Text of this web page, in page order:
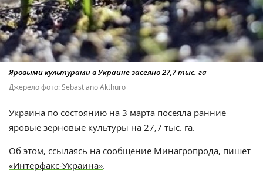
Яровыми культурами в Украине засеяно 27,7 тыс. га
Джерело фото: Sebastiano Akthuro
Украина по состоянию на 3 марта посеяла ранние
яровые зерновые культуры на 27,7 тыс. га.
Об этом, ссылаясь на сообщение Минагропрода, пишет
«Интерфакс-Украина».